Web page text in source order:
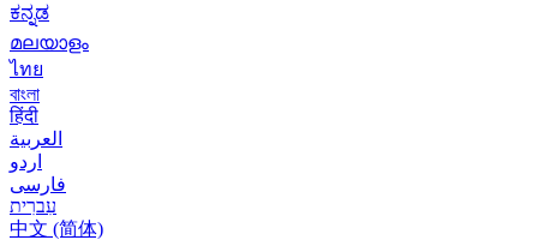
ಕನ್ನಡ
മലയാളം
ไทย
বাংলা
हिंदी
العربية
اردو
فارسی
עִברִית
中文 (简体)